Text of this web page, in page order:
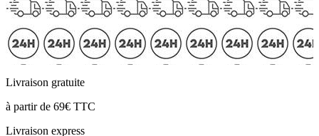
Livraison gratuite
à partir de 69€ TTC
Livraison express